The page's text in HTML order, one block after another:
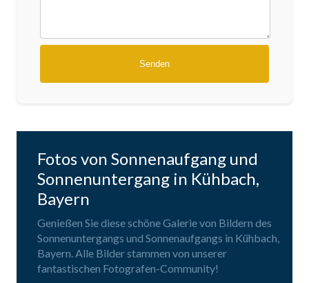
Fotos von Sonnenaufgang und
Sonnenuntergang in Kühbach,
Bayern
Genießen Sie diese schöne Galerie von Bildern des
Sonnenuntergangs und Sonnenaufgangs in Kühbach,
Bayern. Alle Bilder stammen von unserer
fantastischen Fotografen-Community!